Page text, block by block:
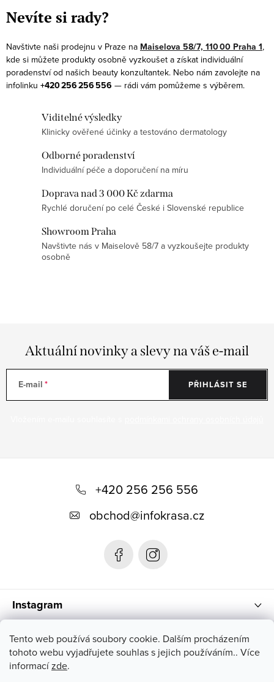
Tento web používá soubory cookie. Dalším procházením
tohoto webu vyjadřujete souhlas s jejich používáním.. Více
informacízde.
v
l
á
d
a
c
Nevíte si rady?
Navštivte naši prodejnu v Praze na Maiselova 58/7, 110 00 Praha 1,
kde si můžete produkty osobně vyzkoušet a získat individuální
poradenství od našich beauty konzultantek. Nebo nám zavolejte na
infolinku +420 256 256 556 — rádi vám pomůžeme s výběrem.
Viditelné výsledky
Klinicky ověřené účinky a testováno dermatology
Odborné poradenství
Individuální péče a doporučení na míru
Doprava nad 3 000 Kč zdarma
Rychlé doručení po celé České i Slovenské republice
Showroom Praha
Navštivte nás v Maiselově 58/7 a vyzkoušejte produkty
osobně
Aktuální novinky a slevy na váš e-mail
E-mail PŘIHLÁSIT SE
Instagram
+420 256 256 556
obchod@infokrasa.cz
Informace pro vás